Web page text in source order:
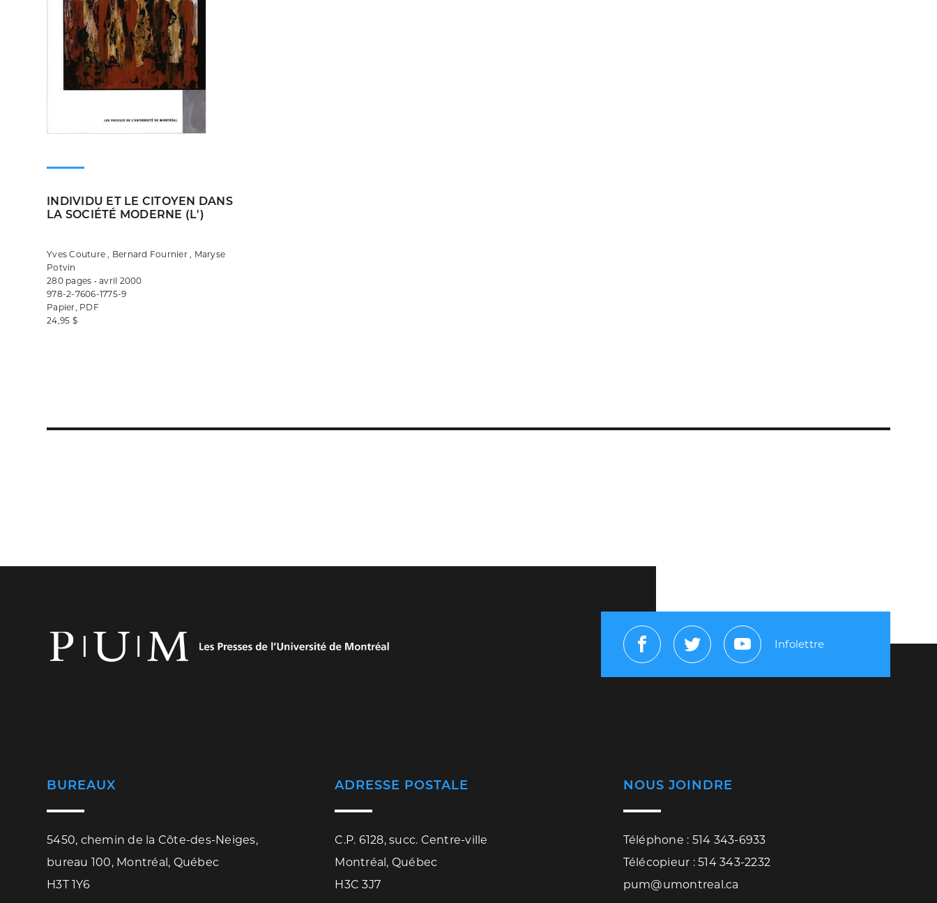
INDIVIDU ET LE CITOYEN DANS
LA SOCIÉTÉ MODERNE (L')
Yves Couture , Bernard Fournier , Maryse
Potvin
280 pages • avril 2000
978-2-7606-1775-9
Papier, PDF
24,95 $
FacebookTwitterYoutube
Infolettre
BUREAUX
5450, chemin de la Côte-des-Neiges,
bureau 100, Montréal, Québec
H3T 1Y6
ADRESSE POSTALE
C.P. 6128, succ. Centre-ville
Montréal, Québec
H3C 3J7
NOUS JOINDRE
Téléphone : 514 343-6933
Télécopieur : 514 343-2232
pum@umontreal.ca